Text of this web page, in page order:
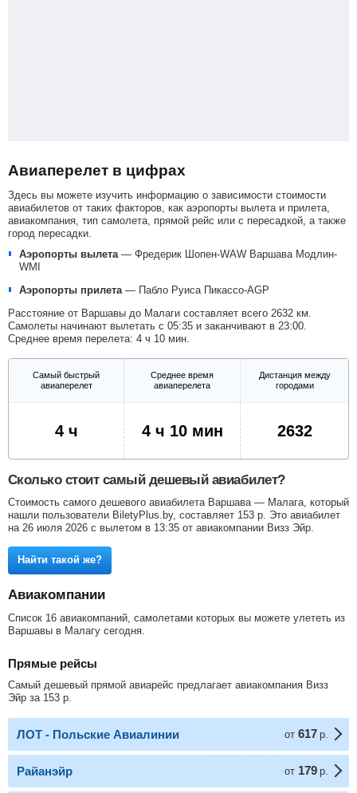
Авиаперелет в цифрах
Здесь вы можете изучить информацию о зависимости стоимости
авиабилетов от таких факторов, как аэропорты вылета и прилета,
авиакомпания, тип самолета, прямой рейс или с пересадкой, а также
город пересадки.
Аэропорты вылета — Фредерик Шопен-WAW Варшава Модлин-
WMI
Аэропорты прилета — Пабло Руиса Пикассо-AGP
Расстояние от Варшавы до Малаги составляет всего 2632 км.
Самолеты начинают вылетать с 05:35 и заканчивают в 23:00.
Среднее время перелета: 4 ч 10 мин.
Самый быстрый
авиаперелет
Среднее время
авиаперелета
Дистанция между
городами
4 ч 4 ч 10 мин 2632
Сколько стоит самый дешевый авиабилет?
Стоимость самого дешевого авиабилета Варшава — Малага, который
нашли пользователи BiletyPlus.by, составляет 153 р . Это авиабилет
на 26 июля 2026 с вылетом в 13:35 от авиакомпании Визз Эйр.
Найти такой же?
Авиакомпании
Список 16 авиакомпаний, самолетами которых вы можете улететь из
Варшавы в Малагу сегодня.
Прямые рейсы
Самый дешевый прямой авиарейс предлагает авиакомпания Визз
Эйр за 153 р
ЛОТ - Польские Авиалинии от 617 р.
Райанэйр от 179 р.